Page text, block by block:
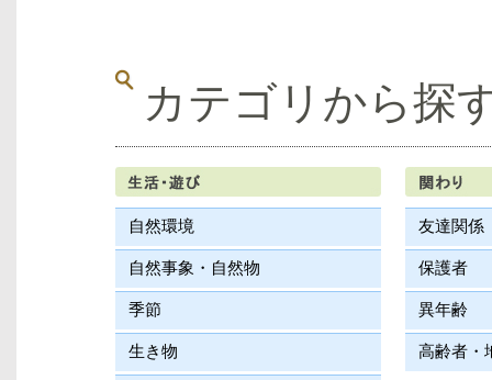
カテゴリから探
自然環境
自然事象・自然物
季節
生き物
友達関係
保護者
異年齢
高齢者・